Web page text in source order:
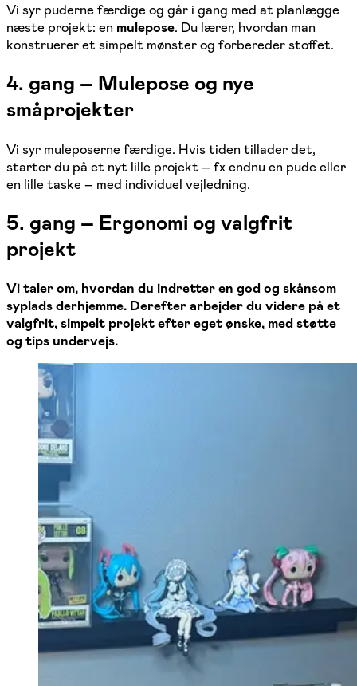
Vi syr puderne færdige og går i gang med at planlægge
næste projekt: en mulepose. Du lærer, hvordan man
konstruerer et simpelt mønster og forbereder stoffet.
4. gang – Mulepose og nye
småprojekter
Vi syr muleposerne færdige. Hvis tiden tillader det,
starter du på et nyt lille projekt – fx endnu en pude eller
en lille taske – med individuel vejledning.
5. gang – Ergonomi og valgfrit
projekt
Vi taler om, hvordan du indretter en god og skånsom
syplads derhjemme. Derefter arbejder du videre på et
valgfrit, simpelt projekt efter eget ønske, med støtte
og tips undervejs.